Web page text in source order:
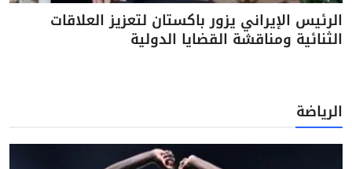
الرئيس الإيراني يزور باكستان لتعزيز العلاقات
الثنائية ومناقشة القضايا الدولية
الرياضة